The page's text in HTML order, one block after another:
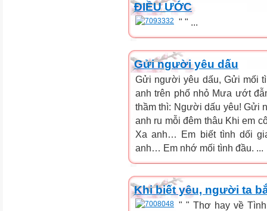
ĐIỀU ƯỚC
" " ...
Gửi người yêu dấu
Gửi người yêu dấu, Gửi mối
anh trên phố nhỏ Mưa ướt
thầm thì: Người dấu yêu! Gửi
anh ru mỗi đêm thâu Khi em
Xa anh… Em biết tình dối
anh… Em nhớ mối tình đầu. ...
Khi biết yêu, người ta
" " Thơ hay về